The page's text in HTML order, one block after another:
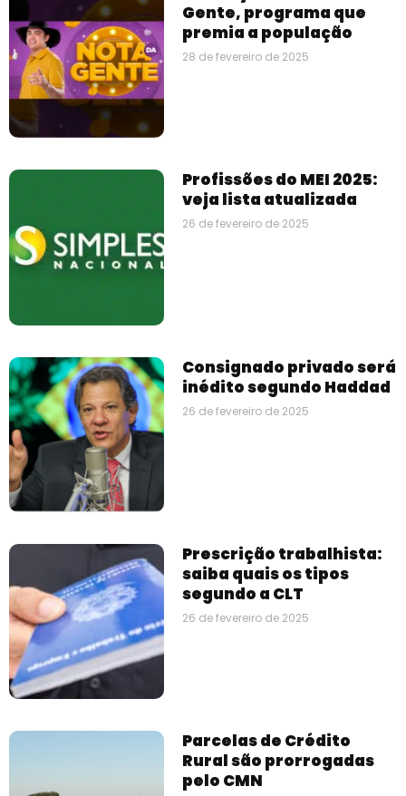
Gente, programa que
premia a população
28 de fevereiro de 2025
Profissões do MEI 2025:
veja lista atualizada
26 de fevereiro de 2025
Consignado privado será
inédito segundo Haddad
26 de fevereiro de 2025
Prescrição trabalhista:
saiba quais os tipos
segundo a CLT
26 de fevereiro de 2025
Parcelas de Crédito
Rural são prorrogadas
pelo CMN